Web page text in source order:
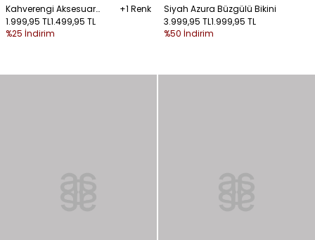
Kahverengi Aksesuar
Detaylı Bikini
+1 Renk
1.999,95 TL1.499,95 TL
%25 İndirim
Siyah Azura Büzgülü Bikini
3.999,95 TL1.999,95 TL
%50 İndirim